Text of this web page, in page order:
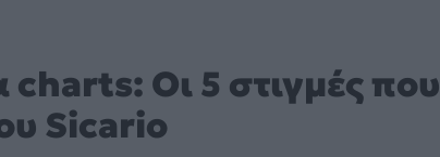
Οι 5 στιγμές που
Sicario